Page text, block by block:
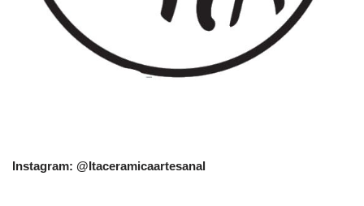
Instagram: @Itaceramicaartesanal